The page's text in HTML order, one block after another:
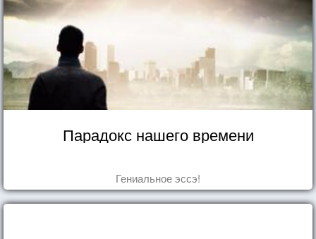
Парадокс нашего времени
Гениальное эссэ!